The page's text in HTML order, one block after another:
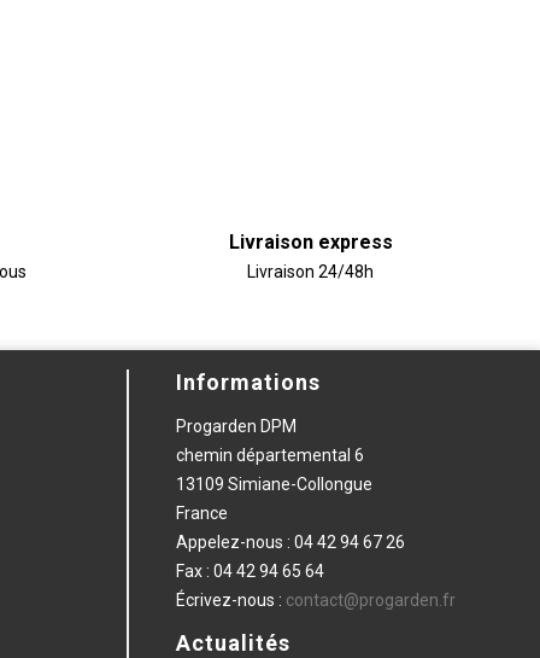
Livraison express
Livraison 24/48h
Informations
Progarden DPM
chemin départemental 6
13109 Simiane-Collongue
France
Appelez-nous : 04 42 94 67 26
Fax : 04 42 94 65 64
Écrivez-nous : contact@progarden.fr
Actualités